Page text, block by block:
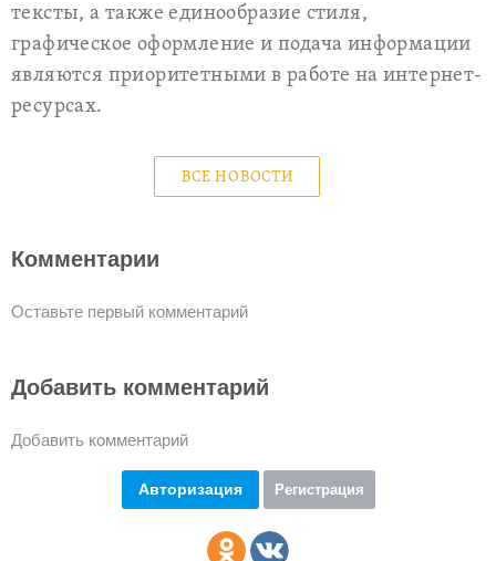
тексты, а также единообразие стиля,
графическое оформление и подача информации
являются приоритетными в работе на интернет-
ресурсах.
ВСЕ НОВОСТИ
Комментарии
Оставьте первый комментарий
Добавить комментарий
Добавить комментарий
Авторизация Регистрация